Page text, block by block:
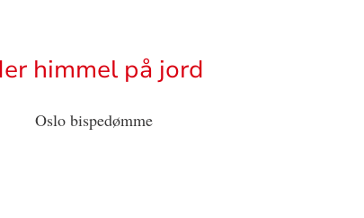
himmel på jord
Oslo bispedømme